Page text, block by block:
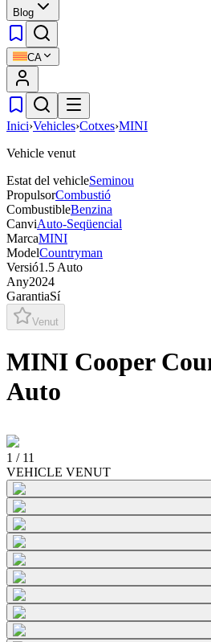
Blog
CA
Inici›Vehicles›Cotxes›MINI
Vehicle venut
Estat del vehicleSeminou
PropulsorCombustió
CombustibleBenzina
CanviAuto-Seqüencial
MarcaMINI
ModelCountryman
Versió1.5 Auto
Any2024
GarantiaSí
Venut
MINI Cooper
Auto
1 / 11
VEHICLE VENUT